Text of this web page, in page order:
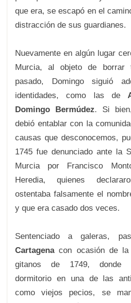
que era, se escapó en el
distracción de sus guardianes.
Nuevamente en algún lugar
Murcia, al objeto de borrar
pasado, Domingo siguió
identidades, como las de
Domingo Bermúdez. Si
debió entablar con la
causas que desconocemos,
1745 fue denunciado ante la
Murcia por Francisco
Heredia, quienes
ostentaba falsamente el
y que era casado dos veces.
Sentenciado a galeras,
Cartagenacon ocasión de la
gitanos de 1749, donde
dormitorio en una de las
como viejos pecios, se